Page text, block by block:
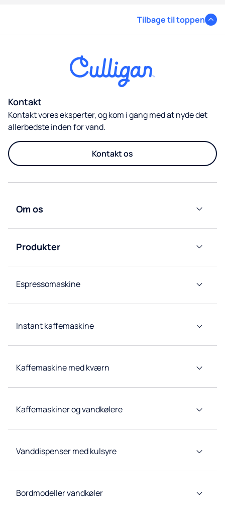
Tilbage til toppen
Kontakt
Kontakt vores eksperter, og kom i gang med at nyde det
allerbedste inden for vand.
Kontakt os
Om os
Culligan
Group
Afdelinger
Produkter
Vandkølere
Kaffemaskiner
Koncepter
Højkapacitets
og tilbehør
Espressomaskine
Instant kaffemaskine
Kaffemaskine med kværn
Kaffemaskiner og vandkølere
Vanddispenser med kulsyre
Bordmodeller vandkøler